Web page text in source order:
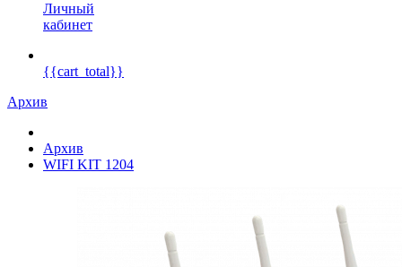
Личный
кабинет
{{cart_total}}
Архив
Архив
WIFI KIT 1204